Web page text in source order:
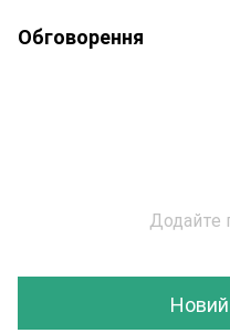
Обговорення
Додайте